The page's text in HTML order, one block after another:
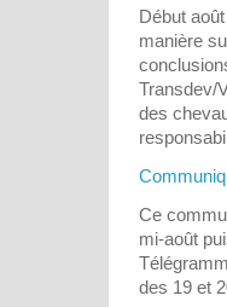
Début
manière
Transdev/
des
Ce
mi-août
des 19 et